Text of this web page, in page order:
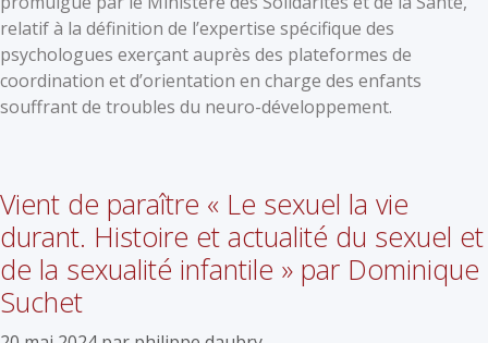
relatif à la définition de l’expertise spécifique des
psychologues exerçant auprès des plateformes de
coordination et d’orientation en charge des enfants
souffrant de troubles du neuro-développement.
Vient de paraître « Le sexuel la vie
durant. Histoire et actualité du sexuel et
de la sexualité infantile » par Dominique
Suchet